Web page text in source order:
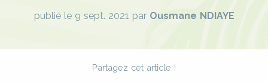
publié le 9 sept. 2021 par Ousmane NDIAYE
Partagez cet article !